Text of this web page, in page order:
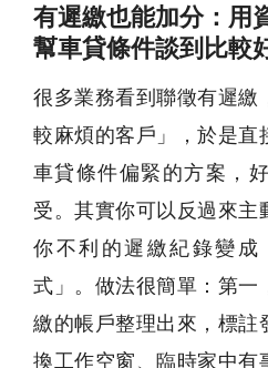
有遲繳也能加分：用
幫車貸條件談到比較
很多業務看到聯徵有遲繳
較麻煩的客戶」，於是直
車貸條件偏緊的方案，
受。其實你可以反過來主
你不利的遲繳紀錄變
式」。做法很簡單：第一
繳的帳戶整理出來，標註
換工作空窗、臨時家中有